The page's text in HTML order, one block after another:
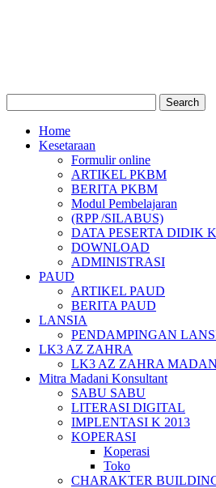
Home
Kesetaraan
Formulir online
ARTIKEL PKBM
BERITA PKBM
Modul Pembelajaran
(RPP /SILABUS)
DATA PESERTA DIDIK
DOWNLOAD
ADMINISTRASI
PAUD
ARTIKEL PAUD
BERITA PAUD
LANSIA
PENDAMPINGAN
LK3 AZ ZAHRA
LK3 AZ ZAHRA
Mitra Madani Konsultant
SABU SABU
LITERASI DIGITAL
IMPLENTASI K 2013
KOPERASI
Koperasi
Toko
CHARAKTER